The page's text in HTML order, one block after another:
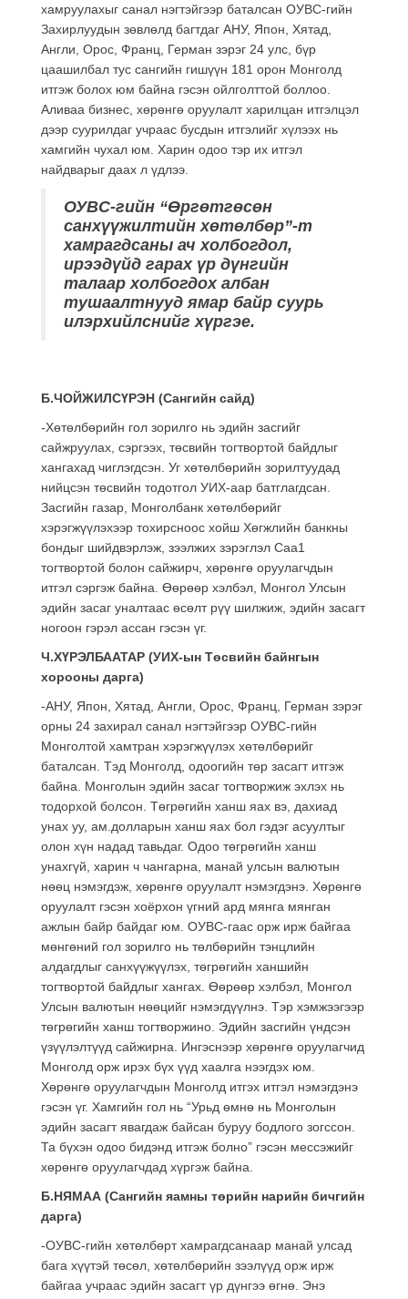
хамруулахыг санал нэгтэйгээр баталсан ОУВС-гийн
Захирлуудын зөвлөлд багтдаг АНУ, Япон, Хятад,
Англи, Орос, Франц, Герман зэрэг 24 улс, бүр
цаашилбал тус сангийн гишүүн 181 орон Монголд
итгэж болох юм байна гэсэн ойлголттой боллоо.
Аливаа бизнес, хөрөнгө оруулалт харилцан итгэлцэл
дээр суурилдаг учраас бусдын итгэлийг хүлээх нь
хамгийн чухал юм. Харин одоо тэр их итгэл
найдварыг даах л үдлээ.
ОУВС-гийн “Өргөтгөсөн
санхүүжилтийн хөтөлбөр”-т
хамрагдсаны ач холбогдол,
ирээдүйд гарах үр дүнгийн
талаар холбогдох албан
тушаалтнууд ямар байр суурь
илэрхийлснийг хүргэе.
Б.ЧОЙЖИЛСҮРЭН (Сангийн сайд)
-Хөтөлбөрийн гол зорилго нь эдийн засгийг
сайжруулах, сэргээх, төсвийн тогтвортой байдлыг
хангахад чиглэгдсэн. Уг хөтөлбөрийн зорилтуудад
нийцсэн төсвийн тодотгол УИХ-аар батглагдсан.
Засгийн газар, Монголбанк хөтөлбөрийг
хэрэгжүүлэхээр тохирсноос хойш Хөгжлийн банкны
бондыг шийдвэрлэж, зээлжих зэрэглэл Caa1
тогтвортой болон сайжирч, хөрөнгө оруулагчдын
итгэл сэргэж байна. Өөрөөр хэлбэл, Монгол Улсын
эдийн засаг уналтаас өсөлт рүү шилжиж, эдийн засагт
ногоон гэрэл ассан гэсэн үг.
Ч.ХҮРЭЛБААТАР (УИХ-ын Төсвийн байнгын
хорооны дарга)
-АНУ, Япон, Хятад, Англи, Орос, Франц, Герман зэрэг
орны 24 захирал санал нэгтэйгээр ОУВС-гийн
Монголтой хамтран хэрэгжүүлэх хөтөлбөрийг
баталсан. Тэд Монголд, одоогийн төр засагт итгэж
байна. Монголын эдийн засаг тогтворжиж эхлэх нь
тодорхой болсон. Төгрөгийн ханш яах вэ, дахиад
унах уу, ам.долларын ханш яах бол гэдэг асуултыг
олон хүн надад тавьдаг. Одоо төгрөгийн ханш
унахгүй, харин ч чангарна, манай улсын валютын
нөөц нэмэгдэж, хөрөнгө оруулалт нэмэгдэнэ. Хөрөнгө
оруулалт гэсэн хоёрхон үгний ард мянга мянган
ажлын байр байдаг юм. ОУВС-гаас орж ирж байгаа
мөнгөний гол зорилго нь төлбөрийн тэнцлийн
алдагдлыг санхүүжүүлэх, төгрөгийн ханшийн
тогтвортой байдлыг хангах. Өөрөөр хэлбэл, Монгол
Улсын валютын нөөцийг нэмэгдүүлнэ. Тэр хэмжээгээр
төгрөгийн ханш тогтворжино. Эдийн засгийн үндсэн
үзүүлэлтүүд сайжирна. Ингэснээр хөрөнгө оруулагчид
Монголд орж ирэх бүх үүд хаалга нээгдэх юм.
Хөрөнгө оруулагчдын Монголд итгэх итгэл нэмэгдэнэ
гэсэн үг. Хамгийн гол нь “Урьд өмнө нь Монголын
эдийн засагт явагдаж байсан буруу бодлого зогссон.
Та бүхэн одоо бидэнд итгэж болно” гэсэн мессэжийг
хөрөнгө оруулагчдад хүргэж байна.
Б.НЯМАА (Сангийн яамны төрийн нарийн бичгийн
дарга)
-ОУВС-гийн хөтөлбөрт хамрагдсанаар манай улсад
бага хүүтэй төсөл, хөтөлбөрийн зээлүүд орж ирж
байгаа учраас эдийн засагт үр дүнгээ өгнө. Энэ